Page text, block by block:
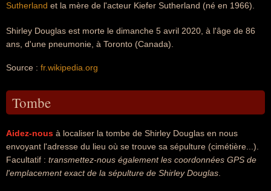
Sutherland et la mère de l'acteur Kiefer Sutherland (né en 1966).
Shirley Douglas est morte le dimanche 5 avril 2020, à l'âge de 86
ans, d'une pneumonie, à Toronto (Canada).
Source : fr.wikipedia.org
Tombe
Aidez-nous à localiser la tombe de Shirley Douglas en nous
envoyant l'adresse du lieu où se trouve sa sépulture (cimétière...).
Facultatif : transmettez-nous également les coordonnées GPS de
l'emplacement exact de la sépulture de Shirley Douglas